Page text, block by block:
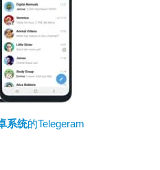
系统的Telegeram